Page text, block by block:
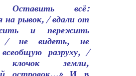
Оставить всё:
на рывок, / вдали от
и пережить
/ не видеть, не
разруху, /
земли,